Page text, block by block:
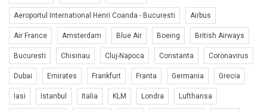
Aeroportul International Henri Coanda - Bucuresti Airbus
Air France Amsterdam Blue Air Boeing British Airways
Bucuresti Chisinau Cluj-Napoca Constanta Coronavirus
Dubai Emirates Frankfurt Franta Germania Grecia
Iasi Istanbul Italia KLM Londra Lufthansa